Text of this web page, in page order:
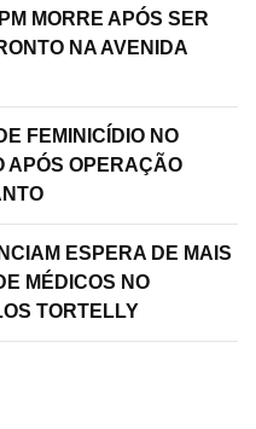
MORRE APÓS SER
NA AVENIDA
FEMINICÍDIO NO
APÓS OPERAÇÃO
ESPERA DE MAIS
MÉDICOS NO
TORTELLY